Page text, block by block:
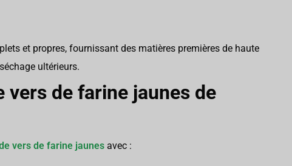
et propres, fournissant des matières premières de haute
ultérieurs.
vers de farine jaunes de
vers de farine jaunes avec :